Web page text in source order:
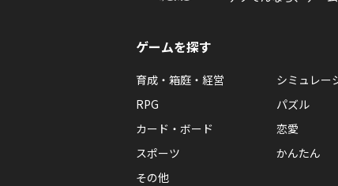
ゲームを探す
育成・箱庭・経営
シミュレー
RPG
パズル
カード・ボード
恋愛
スポーツ
かんたん
その他